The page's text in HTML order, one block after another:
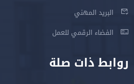
البريد المهني
الفضاء الرقمي للعمل
روابط ذات صلة